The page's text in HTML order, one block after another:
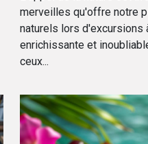
merveilles qu'offre notre
naturels lors d'excursions
enrichissante et
ceux...